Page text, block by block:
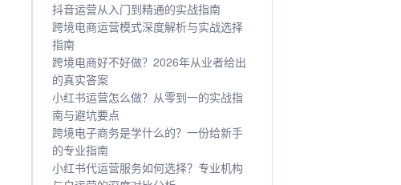
抖音运营从入门到精通的实战指南
跨境电商运营模式深度解析与实战选择
指南
跨境电商好不好做？2026年从业者给出
的真实答案
小红书运营怎么做？从零到一的实战指
南与避坑要点
跨境电子商务是学什么的？一份给新手
的专业指南
小红书代运营服务如何选择？专业机构